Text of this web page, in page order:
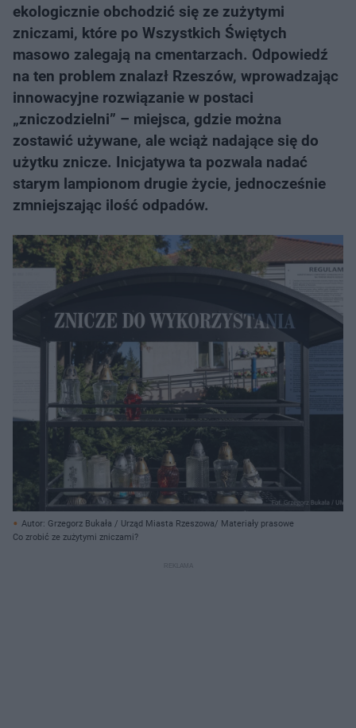
ekologicznie obchodzić się ze zużytymi
zniczami, które po Wszystkich Świętych
masowo zalegają na cmentarzach. Odpowiedź
na ten problem znalazł Rzeszów, wprowadzając
innowacyjne rozwiązanie w postaci
„zniczodzielni” – miejsca, gdzie można
zostawić używane, ale wciąż nadające się do
użytku znicze. Inicjatywa ta pozwala nadać
starym lampionom drugie życie, jednocześnie
zmniejszając ilość odpadów.
Autor: Grzegorz Bukała / Urząd Miasta Rzeszowa/ Materiały prasowe
Co zrobić ze zużytymi zniczami?